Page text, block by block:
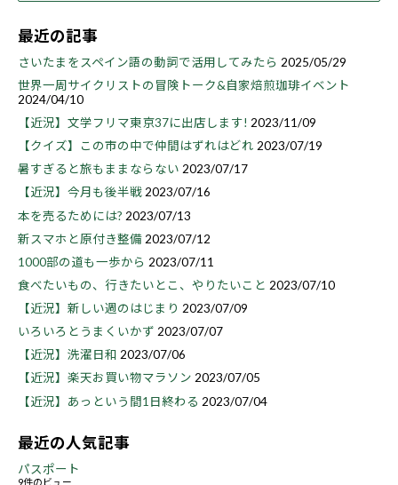
最近の記事
さいたまをスペイン語の動詞で活用してみたら 2025/05/29
世界一周サイクリストの冒険トーク&自家焙煎珈琲イベント
2024/04/10
【近況】文学フリマ東京37に出店します! 2023/11/09
【クイズ】この市の中で仲間はずれはどれ 2023/07/19
暑すぎると旅もままならない 2023/07/17
【近況】今月も後半戦2023/07/16
本を売るためには? 2023/07/13
新スマホと原付き整備 2023/07/12
1000部の道も一歩から 2023/07/11
食べたいもの、行きたいとこ、やりたいこと 2023/07/10
【近況】新しい週のはじまり 2023/07/09
いろいろとうまくいかず 2023/07/07
【近況】洗濯日和 2023/07/06
【近況】楽天お買い物マラソン 2023/07/05
【近況】あっという間1日終わる 2023/07/04
最近の人気記事
パスポート
9件のビュー